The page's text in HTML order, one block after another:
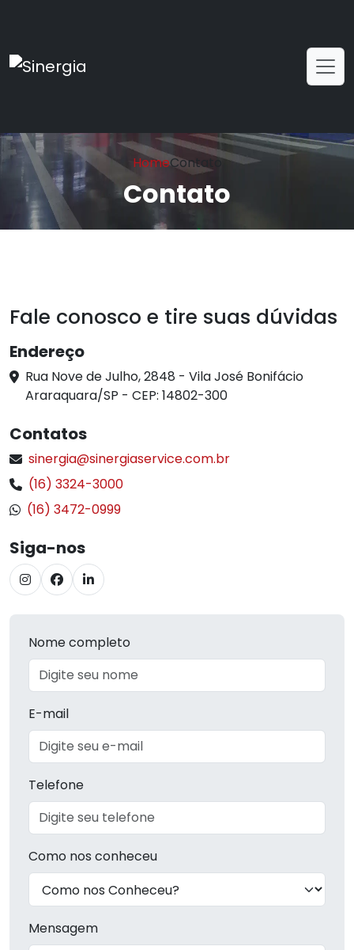
HomeContato
Contato
Fale conosco e tire suas dúvidas
Endereço
Rua Nove de Julho, 2848 - Vila José Bonifácio
Araraquara/SP - CEP: 14802-300
Contatos
sinergia@sinergiaservice.com.br
(16) 3324-3000
(16) 3472-0999
Siga-nos
Nome completo
E-mail
Telefone
Como nos conheceu
Mensagem